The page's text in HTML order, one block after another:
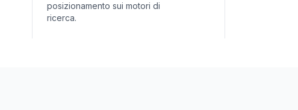
posizionamento sui motori di
ricerca.